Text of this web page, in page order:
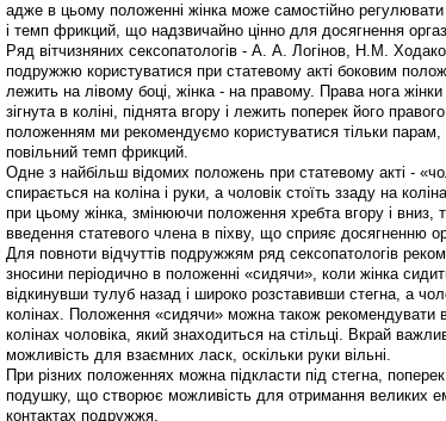
адже в цьому положенні жінка може самостійно
і темп фрикций, що надзвичайно цінно для досягнення
Ряд вітчизняних сексопатологів - А. А. Логінов, Н.М.
подружжю користуватися при статевому акті боковим
лежить на лівому боці, жінка - на правому. Права нога жінки
зігнута в коліні, піднята вгору і лежить поперек його
положенням ми рекомендуємо користуватися тільки парам,
повільний темп фрикций.
Одне з найбільш відомих положень при статевому акті -
спирається на коліна і руки, а чоловік стоїть ззаду на
при цьому жінка, змінюючи положення хребта вгору і
введення статевого члена в піхву, що сприяє досягненню
Для повноти відчуттів подружжям ряд сексопатологів
зносини періодично в положенні «сидячи», коли жінка
відкинувши тулуб назад і широко розставивши стегна, а
колінах. Положення «сидячи» можна також рекомендувати
колінах чоловіка, який знаходиться на стільці. Вкрай
можливість для взаємних ласк, оскільки руки вільні.
При різних положеннях можна підкласти під стегна,
подушку, що створює можливість для отримання великих
контактах подружжя.